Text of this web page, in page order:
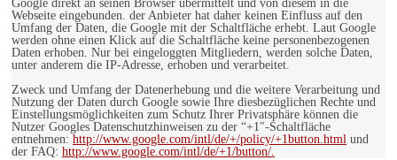
Google direkt an seinen Browser übermittelt und von diesem in die
Webseite eingebunden. der Anbieter hat daher keinen Einfluss auf den
Umfang der Daten, die Google mit der Schaltfläche erhebt. Laut Google
werden ohne einen Klick auf die Schaltfläche keine personenbezogenen
Daten erhoben. Nur bei eingeloggten Mitgliedern, werden solche Daten,
unter anderem die IP-Adresse, erhoben und verarbeitet.
Zweck und Umfang der Datenerhebung und die weitere Verarbeitung und
Nutzung der Daten durch Google sowie Ihre diesbezüglichen Rechte und
Einstellungsmöglichkeiten zum Schutz Ihrer Privatsphäre können die
Nutzer Googles Datenschutzhinweisen zu der “+1″-Schaltfläche
entnehmen: http://www.google.com/intl/de/+/policy/+1button.html und
der FAQ: http://www.google.com/intl/de/+1/button/.